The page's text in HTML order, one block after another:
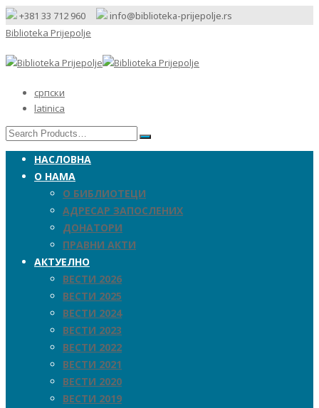
+381 33 712 960
info@biblioteka-prijepolje.rs
Biblioteka Prijepolje
српски
latinica
НАСЛОВНА
О НАМА
О БИБЛИОТЕЦИ
АДРЕСАР ЗАПОСЛЕНИХ
ДОНАТОРИ
ПРАВНИ АКТИ
АКТУЕЛНО
ВЕСТИ 2026
ВЕСТИ 2025
ВЕСТИ 2024
ВЕСТИ 2023
ВЕСТИ 2022
ВЕСТИ 2021
ВЕСТИ 2020
ВЕСТИ 2019